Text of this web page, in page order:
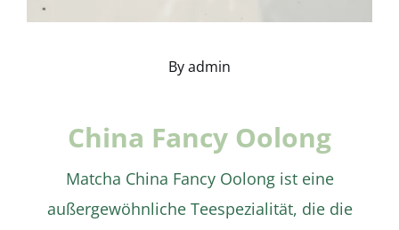
Byadmin
China Fancy Oolong
Matcha China Fancy Oolong ist eine
außergewöhnliche Teespezialität, die die